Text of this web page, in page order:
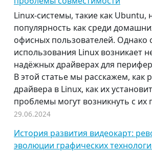
Linux-системы, такие как Ubuntu,
популярность как среди
офисных пользователей. Однако
использования Linux возникает
надёжных драйверах для
В этой статье мы расскажем, как
драйвера в Linux, как их
проблемы могут возникнуть с их
29.06.2024
История развития видеокарт:
эволюции графических